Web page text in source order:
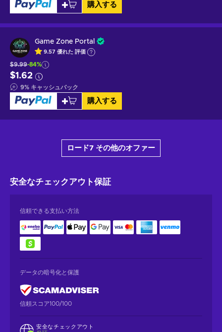
購入する
Game Zone Portal
9.57 優れた 評価
$9.99-84%
$1.62
9% キャッシュバック
購入する
ロード7 その他のオファー
安全なチェックアウト保証
信頼できる支払い方法
データの暗号化と保護
信頼スコア100/100
安全なチェックアウト